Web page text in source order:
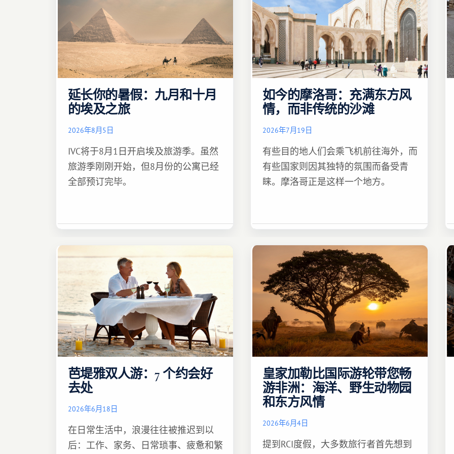
延长你的暑假：九月和十月
的埃及之旅
2026年8月5日
IVC将于8月1日开启埃及旅游季。虽然
旅游季刚刚开始，但8月份的公寓已经
全部预订完毕。
如今的摩洛哥：充满东方风
情，而非传统的沙滩
2026年7月19日
有些目的地人们会乘飞机前往海外，而
有些国家则因其独特的氛围而备受青
睐。摩洛哥正是这样一个地方。
芭堤雅双人游：7 个约会好
去处
2026年6月18日
在日常生活中，浪漫往往被推迟到以
后：工作、家务、日常琐事、疲惫和繁
皇家加勒比国际游轮带您畅
游非洲：海洋、野生动物园
和东方风情
2026年6月4日
提到RCI度假，大多数旅行者首先想到